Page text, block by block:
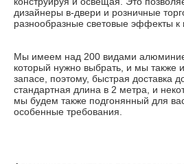
дизайнеры в-двери и розничные
разнообразные световые эффекты к
Мы имеем над 200 видами
который нужно выбрать, и мы
запасе, поэтому, быстрая доставка
стандартная длина в 2 метра, и
мы будем также подгонянный для
особенные требования.